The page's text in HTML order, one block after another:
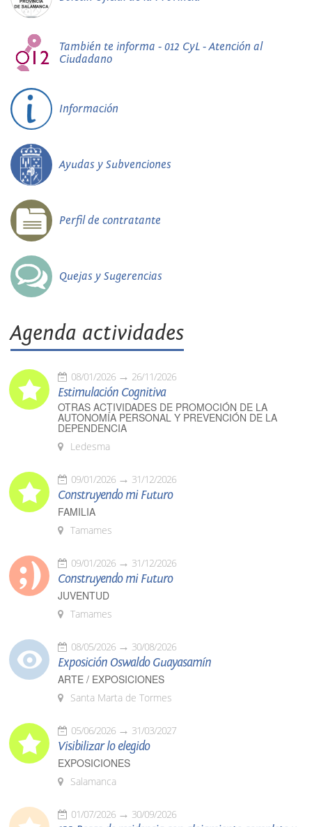
También te informa - 012 CyL - Atención al
Ciudadano
Información
Ayudas y Subvenciones
Perfil de contratante
Quejas y Sugerencias
Agenda actividades
08/01/2026 26/11/2026
Estimulación Cognitiva
OTRAS ACTIVIDADES DE PROMOCIÓN DE LA
AUTONOMÍA PERSONAL Y PREVENCIÓN DE LA
DEPENDENCIA
Ledesma
09/01/2026 31/12/2026
Construyendo mi Futuro
FAMILIA
Tamames
09/01/2026 31/12/2026
Construyendo mi Futuro
JUVENTUD
Tamames
08/05/2026 30/08/2026
Exposición Oswaldo Guayasamín
ARTE / EXPOSICIONES
Santa Marta de Tormes
05/06/2026 31/03/2027
Visibilizar lo elegido
EXPOSICIONES
Salamanca
01/07/2026 30/09/2026